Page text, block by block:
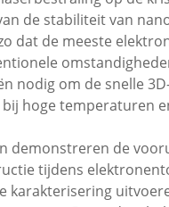
de stabiliteit van
dat de meeste
nodig om de snelle
hoge temperaturen
demonstreren de
tijdens
karakterisering